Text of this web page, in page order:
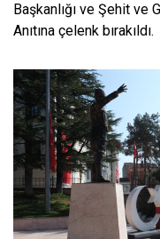
Başkanlığı ve Şehit ve
Anıtına çelenk bırakıldı.